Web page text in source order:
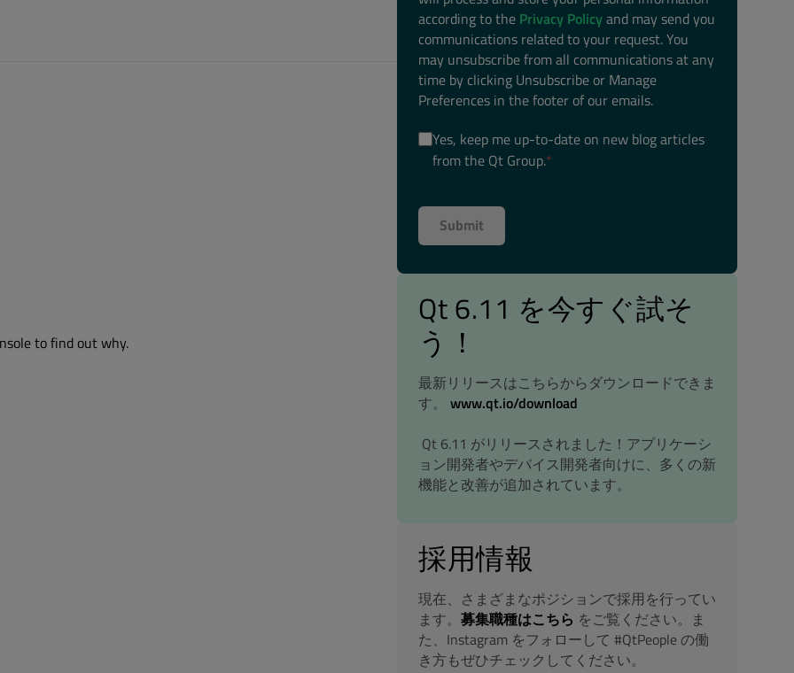
to find out why.
according to the Privacy Policyand may send you
communications related to your request. You
may unsubscribe from all communications at any
time by clicking Unsubscribe or Manage
Preferences in the footer of our emails.
Yes, keep me up-to-date on new blog articles
from the Qt Group.*
Qt 6.11 を今すぐ試そ
う！
最新リリースはこちらからダウンロードできま
す。 www.qt.io/download
Qt 6.11 がリリースされました！アプリケーシ
ョン開発者やデバイス開発者向けに、多くの新
機能と改善が追加されています。
採用情報
現在、さまざまなポジションで採用を行ってい
ます。 募集職種はこちら をご覧ください。ま
た、Instagram をフォローして #QtPeople の働
き方もぜひチェックしてください。